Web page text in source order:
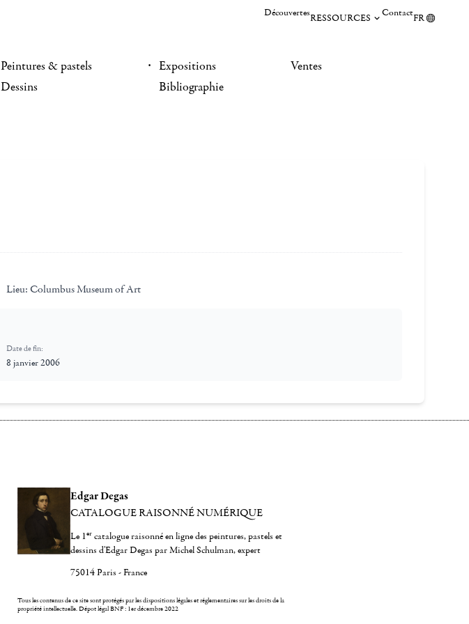
DécouvertesRESSOURCES ContactFR
Peintures & pastels
Dessins
Expositions
Bibliographie
Ventes
Lieu: Columbus Museum of Art
Date de fin:
8 janvier 2006
Edgar Degas
CATALOGUE RAISONNÉ NUMÉRIQUE
Le 1er catalogue raisonné en ligne des peintures, pastels et
dessins d'Edgar Degas par Michel Schulman, expert
75014 Paris - France
Tous les contenus de ce site sont protégés par les dispositions légales et réglementaires sur les droits de la
propriété intellectuelle.Dépot légal BNF : 1er décembre 2022